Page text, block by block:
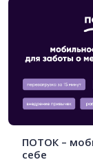
ПОТОК –
себе